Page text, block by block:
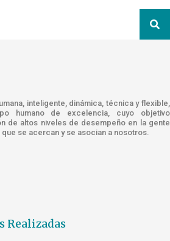
inteligente, dinámica, técnica y flexible,
humano de excelencia, cuyo objetivo
de altos niveles de desempeño en la gente
se acercan y se asocian a nosotros.
Realizadas